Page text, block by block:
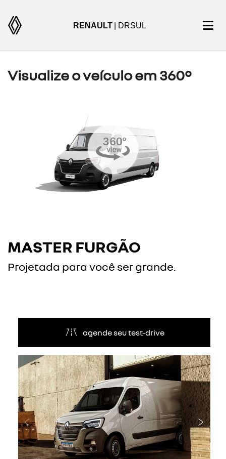
RENAULT | DRSUL
Visualize o veículo em 360°
MASTER FURGÃO
Projetada para você ser grande.
agende seu test-drive
Anterior